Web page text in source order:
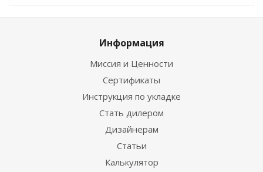
Информация
Миссия и Ценности
Сертификаты
Инструкция по укладке
Стать дилером
Дизайнерам
Статьи
Калькулятор